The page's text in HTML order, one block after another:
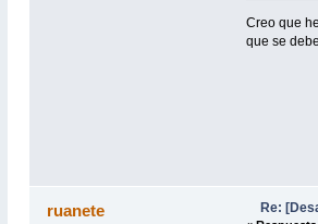
Creo que
que se
ruanete Re: